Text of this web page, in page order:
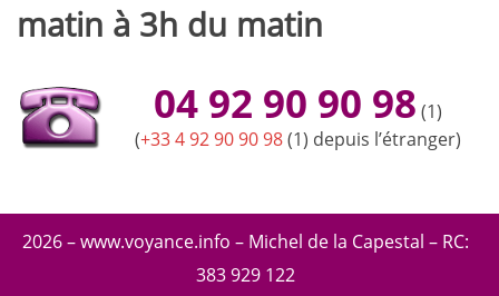
matin à 3h du matin
04 92 90 90 98 (1)
(+33 4 92 90 90 98(1) depuis l’étranger)
2026 – www.voyance.info – Michel de la Capestal – RC:
383 929 122